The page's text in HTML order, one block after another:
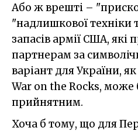
Або ж врешті –
"надлишкової техніки
запасів армії США,
партнерам за
варіант для України,
War on the Rocks, може
прийнятним.
Хоча б тому, що для